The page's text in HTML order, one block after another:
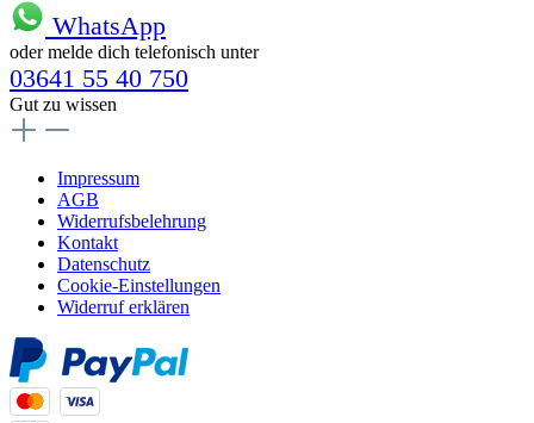
WhatsApp
oder melde dich telefonisch unter
03641 55 40 750
Gut zu wissen
Impressum
AGB
Widerrufsbelehrung
Kontakt
Datenschutz
Cookie-Einstellungen
Widerruf erklären